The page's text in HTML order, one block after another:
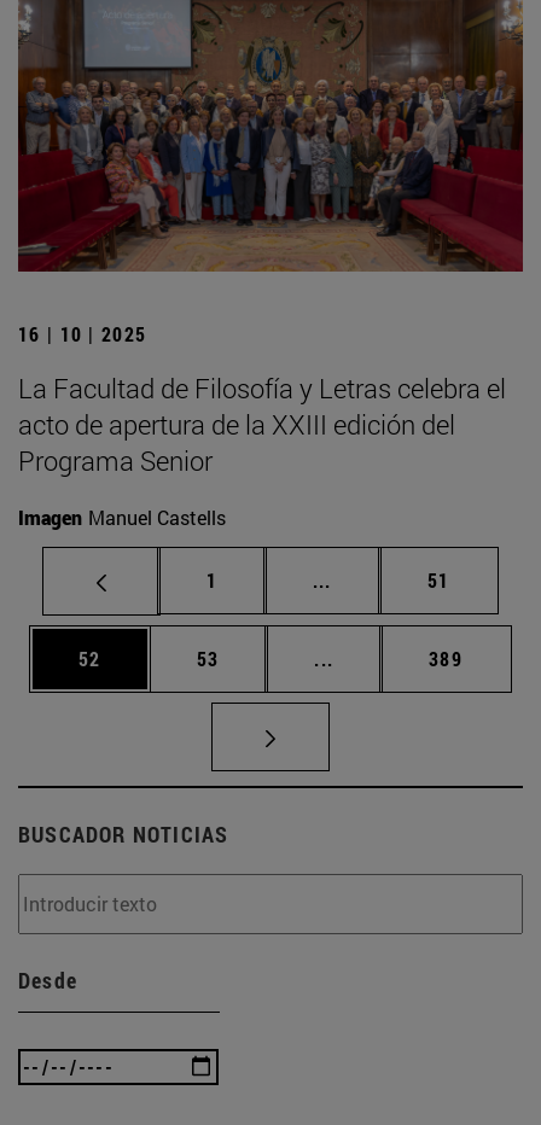
16 | 10 | 2025
La Facultad de Filosofía y Letras celebra el
acto de apertura de la XXIII edición del
Programa Senior
Imagen Manuel Castells
Página
1 ... Páginas intermedias
Página
51
Página
52 Página
53 ... Páginas intermedias
Página
389
BUSCADOR NOTICIAS
Desde